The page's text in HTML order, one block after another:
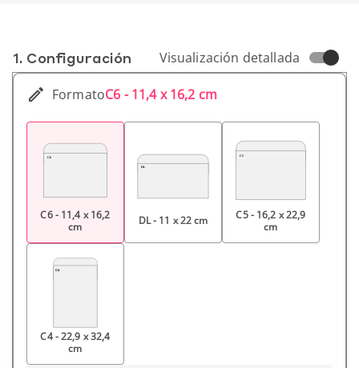
1. Conf­iguración Visualización detallada
FormatoC6 - 11,4 x 16,2 cm
C6 - 11,4 x 16,2
cm
DL - 11 x 22 cm
C5 - 16,2 x 22,9
cm
C4 - 22,9 x 32,4
cm